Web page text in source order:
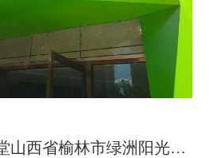
氧发堂加盟 ‖ 氧发堂山西省榆林市绿洲阳光店6月26日正式试营业！